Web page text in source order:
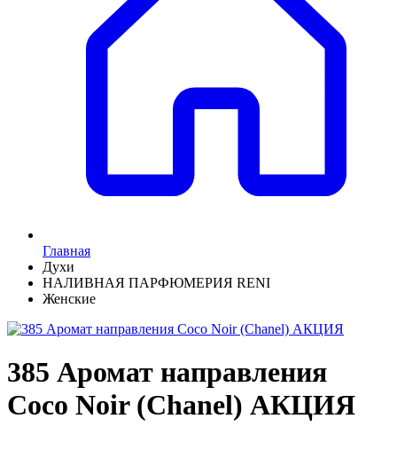
Главная
Духи
НАЛИВНАЯ ПАРФЮМЕРИЯ RENI
Женские
385 Аромат направления
Coco Noir (Chanel) АКЦИЯ